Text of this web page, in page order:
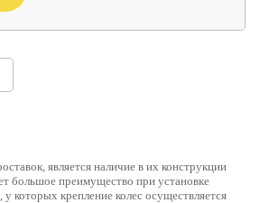
является наличие в их конструкции
большое преимущество при установке
которых крепление колес осуществляется